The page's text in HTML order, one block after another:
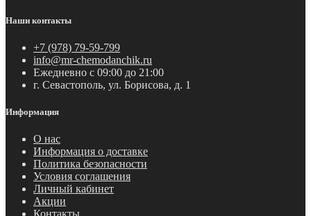
Наши контакты
+7 (978) 79-59-799
info@mr-chemodanchik.ru
Ежедневно с 09:00 до 21:00
г. Севастополь, ул. Борисова, д. 1
Информация
О нас
Информация о доставке
Политика безопасности
Условия соглашения
Личный кабинет
Акции